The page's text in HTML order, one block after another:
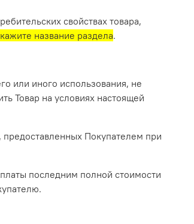
свойствах товара,
название раздела.
или иного использования, не
Товар на условиях настоящей
Покупателем при
последним полной стоимости